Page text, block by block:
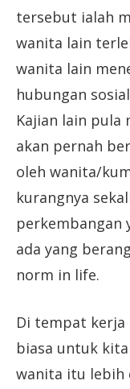
tersebut ialah
wanita lain
wanita lain
hubungan
Kajian lain pula
akan pernah
oleh wanita/
kurangnya
perkembangan
ada yang
norm in life.
Di tempat kerja
biasa untuk
wanita itu lebih